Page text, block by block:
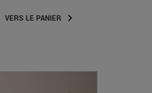
VERS LE PANIER